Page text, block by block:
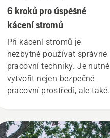
6 kroků pro úspěšné
kácení stromů
Při kácení stromů je
nezbytné používat správné
pracovní techniky. Je nutné
vytvořit nejen bezpečné
pracovní prostředí, ale také